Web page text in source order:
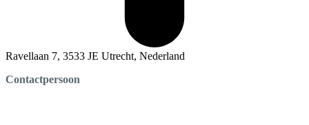
Ravellaan 7, 3533 JE Utrecht, Nederland
Contactpersoon